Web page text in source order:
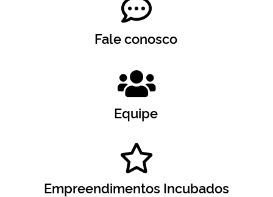
Fale conosco
Equipe
Empreendimentos Incubados